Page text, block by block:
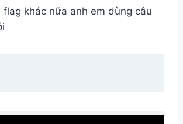
flag khác nữa anh em dùng câu